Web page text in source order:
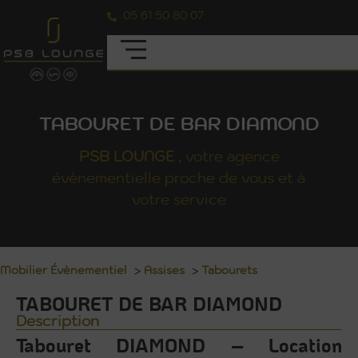
05 61 50 80 07
TABOURET DE BAR DIAMOND
PSB LOUNGE, votre agence
évènementielle proche de vous et à
votre service
Mobilier Évènementiel > Assises > Tabourets
TABOURET DE BAR DIAMOND
Description
Tabouret DIAMOND – Location